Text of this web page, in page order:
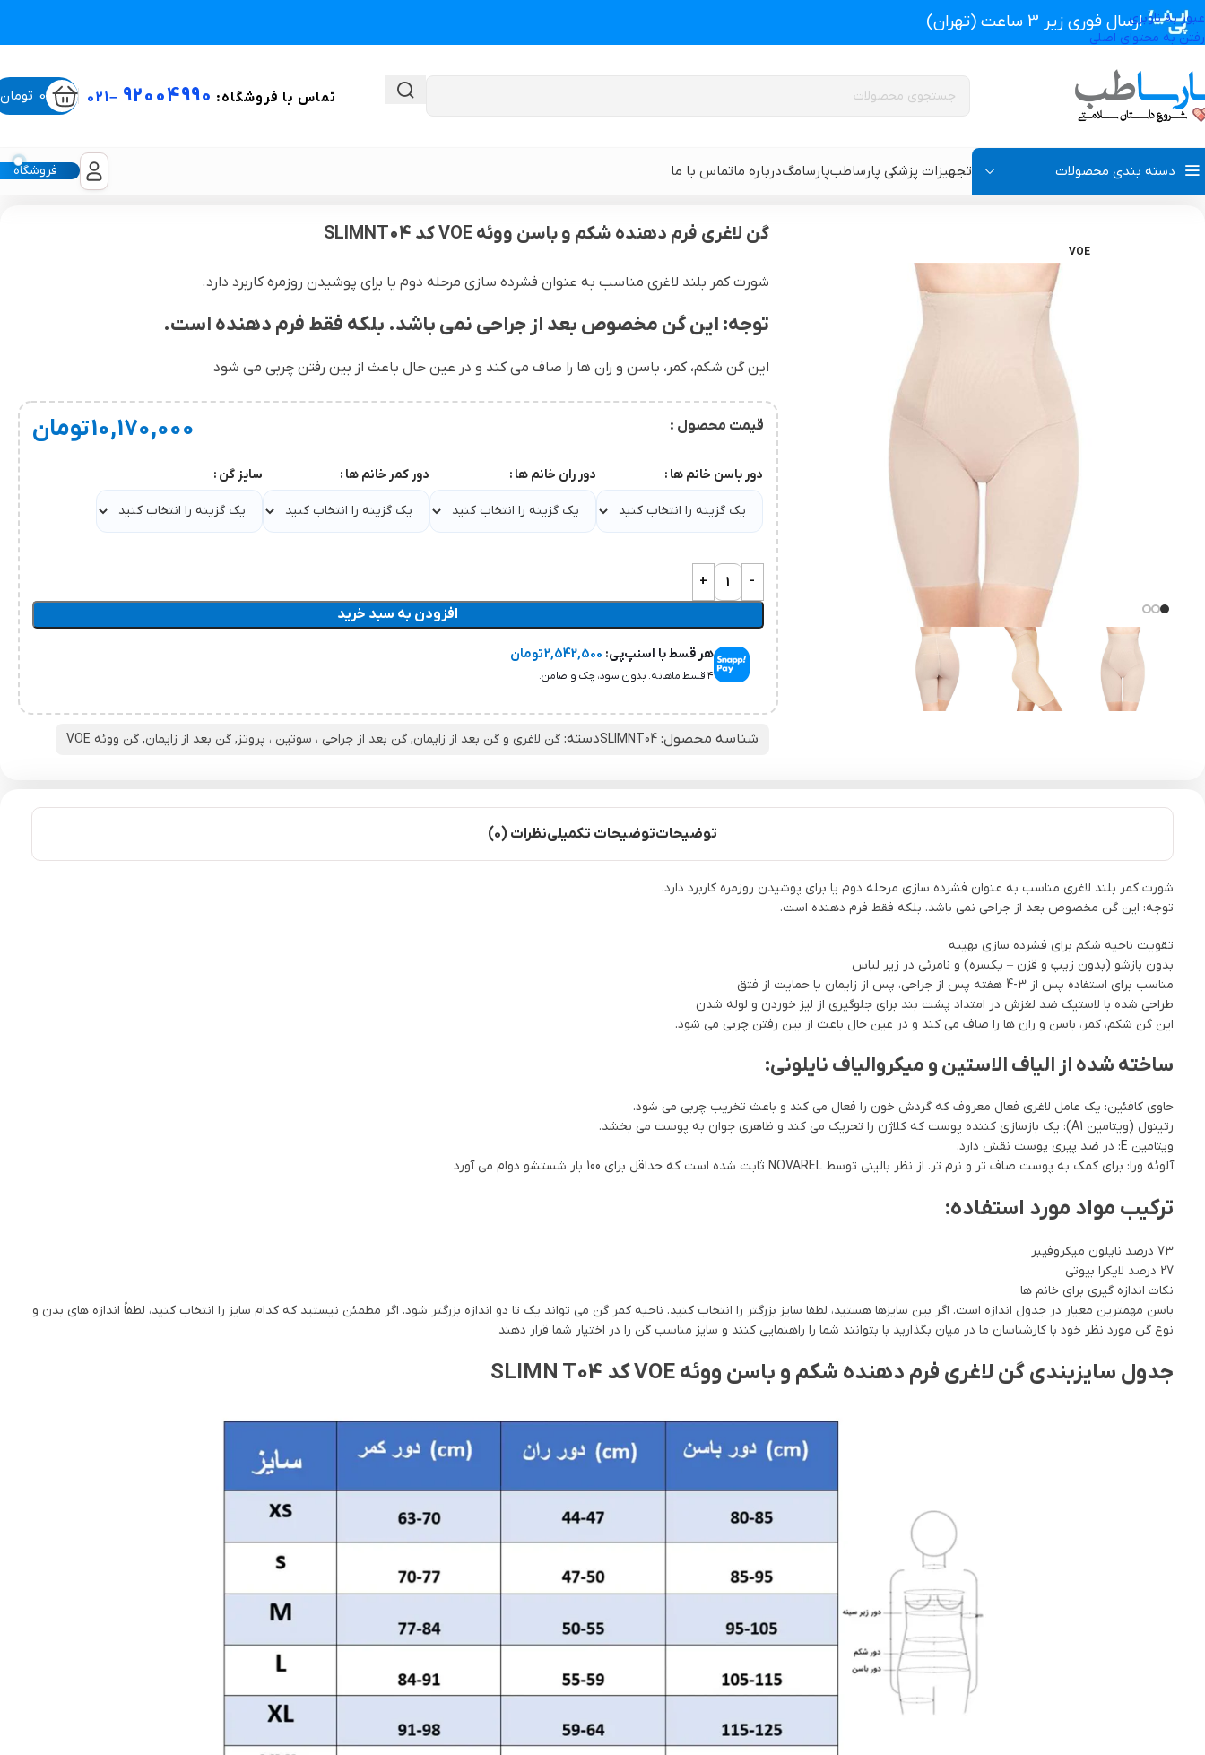
عبور به ناوبری
رفتن به محتوای اصلی
ارسال فوری زیر 3 ساعت (تهران)
تماس با فروشگاه: 92004990
–
021
0 تومان
دسته بندی محصولات
پروتز اکسترنال و سوتین پروتز دار
گن بعد از جراحی مردانه
گن بعد از جراحی زنانه
گن لاغری و گن بعد از زایمان
سوتین طبی
سوتین طبی بعد از جراحی
گن تزریق چربی و پروتز باسن
گن ژنیکوماستی سینه آقایان
تجهیزات پزشکی پارساطبپارسامگدرباره ماتماس با ما فروشگاه
تجهیزات پزشکی پارساطب گن بعد از جراحی ، سوتین ، پروتز > گن لاغری و گن بعد از زایمان > گن لاغری فرم دهنده شکم و باسن ووئه VOE کد SLIMNT04
VOE
گن لاغری فرم دهنده شکم و باسن ووئه VOE کد SLIMNT04
شورت کمر بلند لاغری مناسب به عنوان فشرده سازی مرحله دوم یا برای پوشیدن روزمره کاربرد دارد.
توجه: این گن مخصوص بعد از جراحی نمی باشد. بلکه فقط فرم دهنده است.
این گن شکم، کمر، باسن و ران ها را صاف می کند و در عین حال باعث از بین رفتن چربی می شود
قیمت محصول : 10,170,000تومان
دور باسن خانم ها دور ران خانم ها دور کمر خانم ها سایز گن
افزودن به سبد خرید
هر قسط با اسنپ‌پی: 2,542,500تومان
۴ قسط ماهانه. بدون سود، چک و ضامن.
شناسه محصول:SLIMNT04دسته: گن لاغری و گن بعد از زایمان, گن بعد از جراحی ، سوتین ، پروتز, گن بعد از زایمان, گن ووئه VOE
توضیحاتتوضیحات تکمیلینظرات (0)
شورت کمر بلند لاغری مناسب به عنوان فشرده سازی مرحله دوم یا برای پوشیدن روزمره کاربرد دارد.
توجه: این گن مخصوص بعد از جراحی نمی باشد. بلکه فقط فرم دهنده است.
تقویت ناحیه شکم برای فشرده سازی بهینه
بدون بازشو (بدون زیپ و قزن – یکسره) و نامرئی در زیر لباس
مناسب برای استفاده پس از 3-4 هفته پس از جراحی، پس از زایمان یا حمایت از فتق
طراحی شده با لاستیک ضد لغزش در امتداد پشت بند برای جلوگیری از لیز خوردن و لوله شدن
این گن شکم، کمر، باسن و ران ها را صاف می کند و در عین حال باعث از بین رفتن چربی می شود.
ساخته شده از الیاف الاستین و میکروالیاف نایلونی:
حاوی کافئین: یک عامل لاغری فعال معروف که گردش خون را فعال می کند و باعث تخریب چربی می شود.
رتینول (ویتامین A1): یک بازسازی کننده پوست که کلاژن را تحریک می کند و ظاهری جوان به پوست می بخشد.
ویتامین E: در ضد پیری پوست نقش دارد.
آلوئه ورا: برای کمک به پوست صاف تر و نرم تر. از نظر بالینی توسط NOVAREL ثابت شده است که حداقل برای 100 بار شستشو دوام می آورد
ترکیب مواد مورد استفاده:
73 درصد نایلون میکروفیبر
27 درصد لایکرا بیوتی
نکات اندازه گیری برای خانم ها
باسن مهمترین معیار در جدول اندازه است. اگر بین سایزها هستید، لطفا سایز بزرگتر را انتخاب کنید. ناحیه کمر گن می تواند یک تا دو اندازه بزرگتر شود. اگر مطمئن نیستید که کدام سایز را انتخاب کنید، لطفاً اندازه های بدن و
نوع گن مورد نظر خود با کارشناسان ما در میان بگذارید با بتوانند شما را راهنمایی کنند و سایز مناسب گن را در اختیار شما قرار دهند
جدول سایزبندی گن لاغری فرم دهنده شکم و باسن ووئه VOE کد SLIMN T04